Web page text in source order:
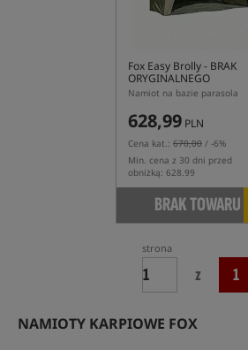
Fox Easy Brolly- BRAK
ORYGINALNEGO
OPAKOWANIA
Namiot na bazie parasola
628,99 PLN
Cena kat.: 670,00 / -6%
Min. cena z 30 dni przed
obniżką: 628.99
BRAK TOWARU
strona
z 1
NAMIOTY KARPIOWE FOX